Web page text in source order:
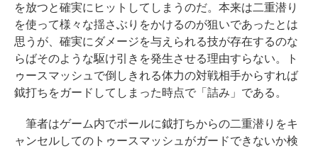
を放つと確実にヒットしてしまうのだ。本来は二重潜り
を使って様々な揺さぶりをかけるのが狙いであったとは
思うが、確実にダメージを与えられる技が存在するのな
らばそのような駆け引きを発生させる理由すらない。ト
ゥースマッシュで倒しきれる体力の対戦相手からすれば
鉞打ちをガードしてしまった時点で「詰み」である。
筆者はゲーム内でポールに鉞打ちからの二重潜りをキ
ャンセルしてのトゥースマッシュがガードできないか検